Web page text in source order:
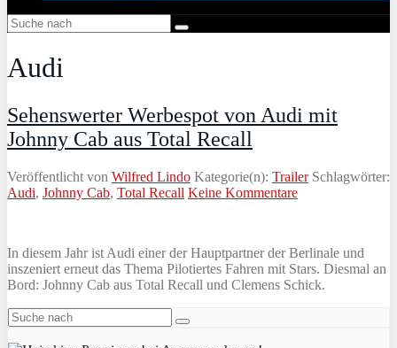
Audi
Sehenswerter Werbespot von Audi mit
Johnny Cab aus Total Recall
Veröffentlicht von Wilfred Lindo Kategorie(n): TrailerSchlagwörter:
Audi, Johnny Cab, Total Recall Keine Kommentare
In diesem Jahr ist Audi einer der Hauptpartner der Berlinale und
inszeniert erneut das Thema Pilotiertes Fahren mit Stars. Diesmal an
Bord: Johnny Cab aus Total Recall und Clemens Schick.